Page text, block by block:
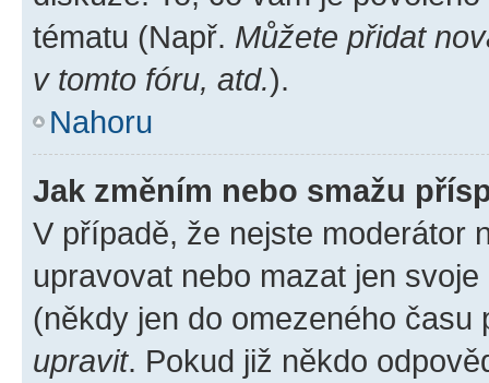
tématu (Např. Můžete přidat
v tomto fóru, atd.).
Nahoru
Jak změním nebo smažu
V případě, že nejste moderátor
upravovat nebo mazat jen
(někdy jen do omezeného
upravit. Pokud již někdo